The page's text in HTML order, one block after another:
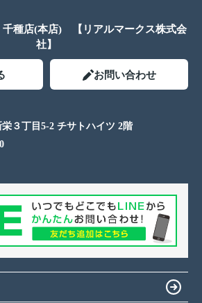
千種店(本店) 【リアルマークス株式会
社】
お問い合わせ
３丁目5-2 チサトハイツ 2階